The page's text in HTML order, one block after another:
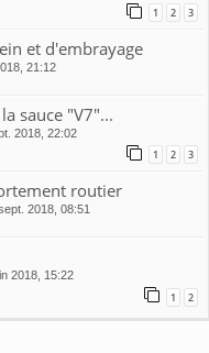
1 2 3
et d'embrayage
21:12
sauce "V7"...
2018, 22:02
1 2 3
routier
2018, 08:51
2018, 15:22
1 2